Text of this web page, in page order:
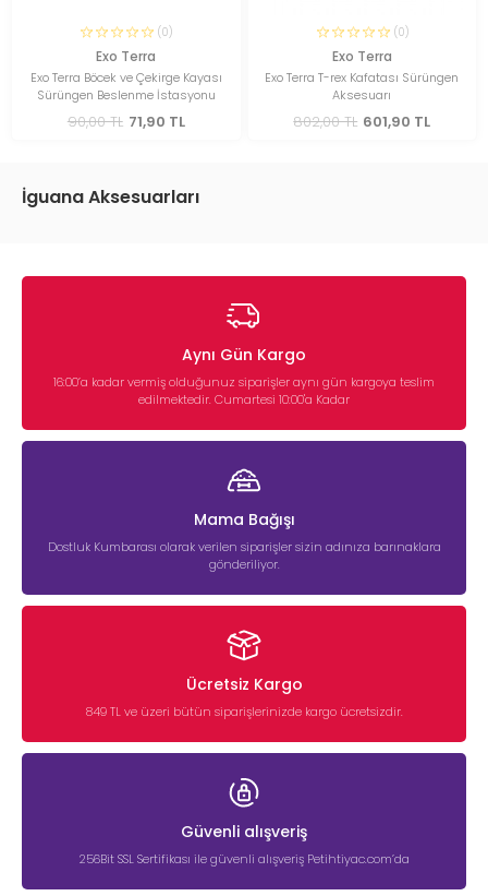
(0)
Exo Terra
Exo Terra Böcek ve Çekirge Kayası
Sürüngen Beslenme İstasyonu
90,00 TL 71,90 TL
(0)
Exo Terra
Exo Terra T-rex Kafatası Sürüngen
Aksesuarı
802,00 TL 601,90 TL
İguana Aksesuarları
Aynı Gün Kargo
16:00’a kadar vermiş olduğunuz siparişler aynı gün kargoya teslim
edilmektedir. Cumartesi 10:00'a Kadar
Mama Bağışı
Dostluk Kumbarası olarak verilen siparişler sizin adınıza barınaklara
gönderiliyor.
Ücretsiz Kargo
849 TL ve üzeri bütün siparişlerinizde kargo ücretsizdir.
Güvenli alışveriş
256Bit SSL Sertifikası ile güvenli alışveriş Petihtiyac.com’da